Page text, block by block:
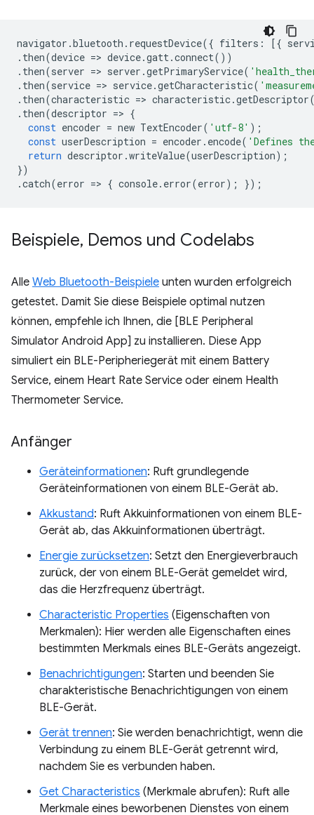
navigator .bluetooth . requestDevice({ filters : [{
. then(device => device.gatt.connect())
. then(server => server .getPrimaryService(
. then(service => service.getCharacteristic(
. then(characteristic => characteristic.getDescriptor
. then(descriptor => {
const encoder = new TextEncoder( 'utf-8' );
const userDescription = encoder . encode( 'Defines
return descriptor .writeValue(userDescription);
})
.catch(error => { console. error(error); });
Beispiele, Demos und Codelabs
Alle Web Bluetooth-Beispiele unten wurden erfolgreich
getestet. Damit Sie diese Beispiele optimal nutzen
können, empfehle ich Ihnen, die [BLE Peripheral
Simulator Android App] zu installieren. Diese App
simuliert ein BLE-Peripheriegerät mit einem Battery
Service, einem Heart Rate Service oder einem Health
Thermometer Service.
Anfänger
Geräteinformationen: Ruft grundlegende
Geräteinformationen von einem BLE-Gerät ab.
Akkustand: Ruft Akkuinformationen von einem BLE-
Gerät ab, das Akkuinformationen überträgt.
Energie zurücksetzen: Setzt den Energieverbrauch
zurück, der von einem BLE-Gerät gemeldet wird,
das die Herzfrequenz überträgt.
Characteristic Properties (Eigenschaften von
Merkmalen): Hier werden alle Eigenschaften eines
bestimmten Merkmals eines BLE-Geräts angezeigt.
Benachrichtigungen: Starten und beenden Sie
charakteristische Benachrichtigungen von einem
BLE-Gerät.
Gerät trennen: Sie werden benachrichtigt, wenn die
Verbindung zu einem BLE-Gerät getrennt wird,
nachdem Sie es verbunden haben.
Get Characteristics (Merkmale abrufen): Ruft alle
Merkmale eines beworbenen Dienstes von einem